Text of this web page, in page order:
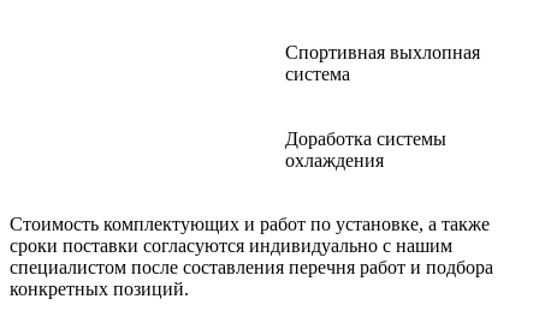
Спортивная выхлопная
система
Доработка системы
охлаждения
Стоимость комплектующих и работ по установке, а также
сроки поставки согласуются индивидуально с нашим
специалистом после составления перечня работ и подбора
конкретных позиций.